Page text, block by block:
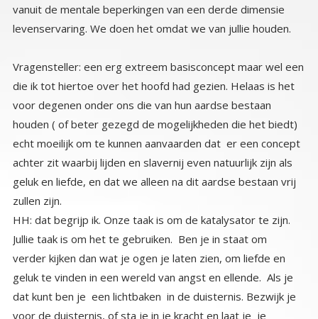
levenservaring. We doen het omdat we van jullie houden.
Vragensteller: een erg extreem basisconcept maar wel een
die ik tot hiertoe over het hoofd had gezien. Helaas is het
voor degenen onder ons die van hun aardse bestaan
houden ( of beter gezegd de mogelijkheden die het biedt)
echt moeilijk om te kunnen aanvaarden dat er een concept
achter zit waarbij lijden en slavernij even natuurlijk zijn als
geluk en liefde, en dat we alleen na dit aardse bestaan vrij
zullen zijn.
HH: dat begrijp ik. Onze taak is om de katalysator te zijn.
Jullie taak is om het te gebruiken. Ben je in staat om
verder kijken dan wat je ogen je laten zien, om liefde en
geluk te vinden in een wereld van angst en ellende. Als je
dat kunt ben je een lichtbaken in de duisternis. Bezwijk je
voor de duisternis, of sta je in je kracht en laat je je
Goddelijk innerlijk licht schijnen? Jij bent de enige die dat